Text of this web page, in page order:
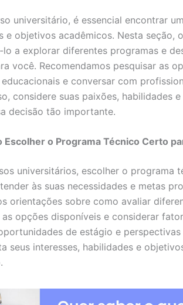
universitário, é essencial encontrar
e objetivos acadêmicos. Nesta seção,
a explorar diferentes programas e
você. Recomendamos pesquisar as
e conversar com
considere suas paixões, habilidades
decisão tão importante.
Escolher o Programa Técnico Certo
universitários, escolher o programa
às suas necessidades e metas
orientações sobre como avaliar
opções disponíveis e considerar
de estágio e
seus interesses, habilidades e